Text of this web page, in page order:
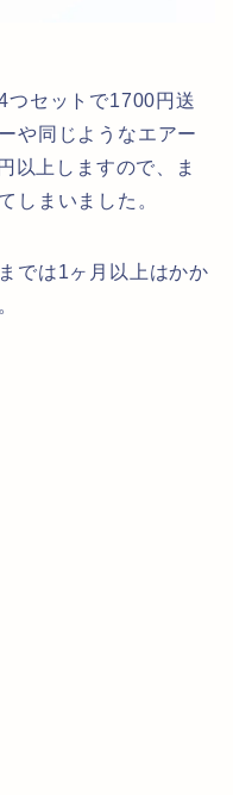
つセットで1700円送
や同じようなエアー
以上しますので、ま
しまいました。
では1ヶ月以上はかか